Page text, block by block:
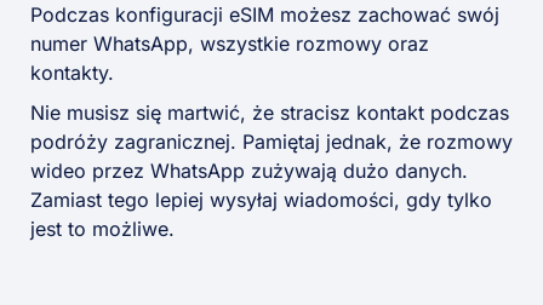
Podczas konfiguracji eSIM możesz zachować swój
numer WhatsApp, wszystkie rozmowy oraz
kontakty.
Nie musisz się martwić, że stracisz kontakt podczas
podróży zagranicznej. Pamiętaj jednak, że rozmowy
wideo przez WhatsApp zużywają dużo danych.
Zamiast tego lepiej wysyłaj wiadomości, gdy tylko
jest to możliwe.